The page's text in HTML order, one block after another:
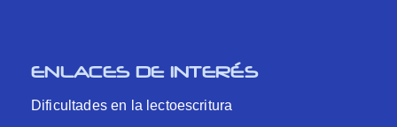
ENLACES DE INTERÉS
Dificultades en la lectoescritura